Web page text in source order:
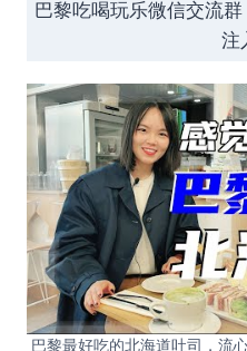
巴黎吃喝玩乐微信交流
注
巴黎最好吃的北海道吐司，流